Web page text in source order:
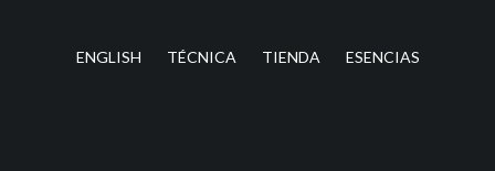
ENGLISH TÉCNICA TIENDA ESENCIAS